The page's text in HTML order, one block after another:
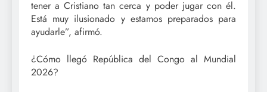
tener a Cristiano tan cerca y poder jugar con él.
Está muy ilusionado y estamos preparados para
ayudarle”, afirmó.
¿Cómo llegó República del Congo al Mundial
2026?